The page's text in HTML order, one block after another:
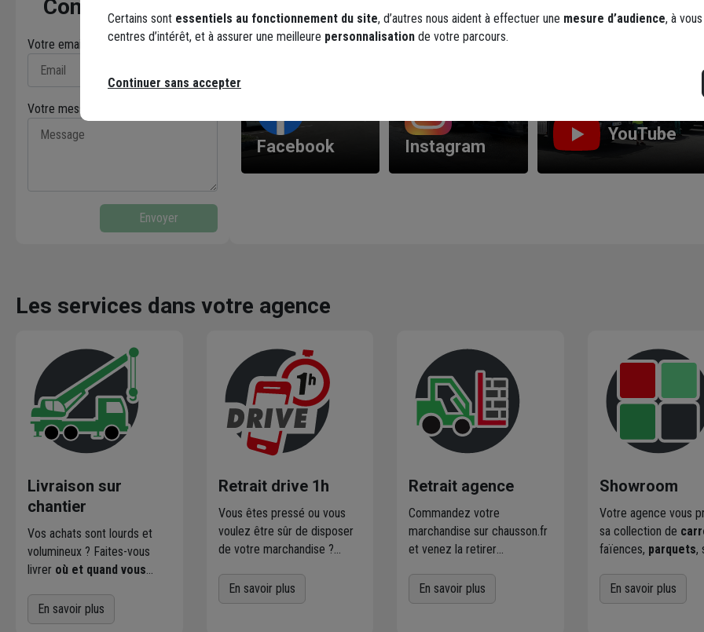
mm - Boîte de
200
Contactez-nous
Votre email* :
Votre message* :
Envoyer
Les réseaux sociaux
Facebook Instagram
YouTube
Les services dans votre agence
Livraison sur
chantier
Vos achats sont lourds et
volumineux ? Faites-vous
livrer où et quand vous
qui effectue la livraison vous
contacte pour fixer le
En savoir plus
Retrait drive 1h
Vous êtes pressé ou vous
voulez être sûr de disposer
de votre marchandise ?
produits disponibles dans
votre agence sur
En savoir plus
Retrait agence
Commandez votre
marchandise sur chausson.fr
et venez la retirer
l'agence Chausson à
proximitéde chez vous.
En savoir plus
Showroom
Votre agence vous
sa collection de
faïences, parquets,
lignes
plus classiques.
En savoir plus
Certains sont essentiels au fonctionnement du site, d’autres nous aident à effectuer une mesure d’audience, à
centres d’intérêt, et à assurer une meilleure personnalisation de votre parcours.
Continuer sans accepter